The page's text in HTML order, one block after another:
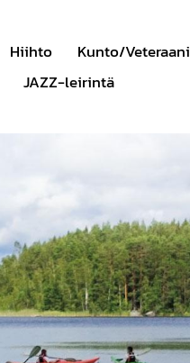
Hiihto Kunto/Veteraani
JAZZ-leirintä